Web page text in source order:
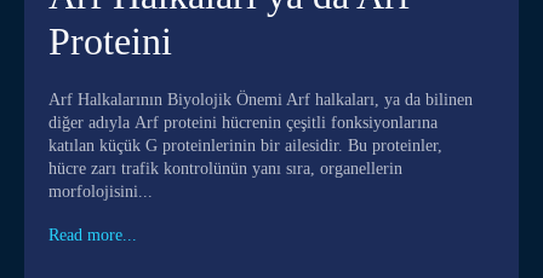
Proteini
Arf Halkalarının Biyolojik Önemi Arf halkaları, ya da bilinen
diğer adıyla Arf proteini hücrenin çeşitli fonksiyonlarına
katılan küçük G proteinlerinin bir ailesidir. Bu proteinler,
hücre zarı trafik kontrolünün yanı sıra, organellerin
morfolojisini...
Read more...